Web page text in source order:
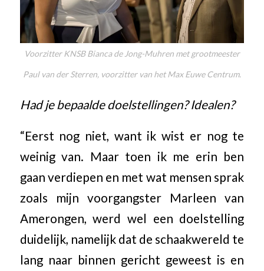
Voorzitter KNSB Bianca de Jong-Muhren met grootmeester
Paul van der Sterren, voorzitter van het Max Euwe Centrum.
Had je bepaalde doelstellingen? Idealen?
“Eerst nog niet, want ik wist er nog te
weinig van. Maar toen ik me erin ben
gaan verdiepen en met wat mensen sprak
zoals mijn voorgangster Marleen van
Amerongen, werd wel een doelstelling
duidelijk, namelijk dat de schaakwereld te
lang naar binnen gericht geweest is en